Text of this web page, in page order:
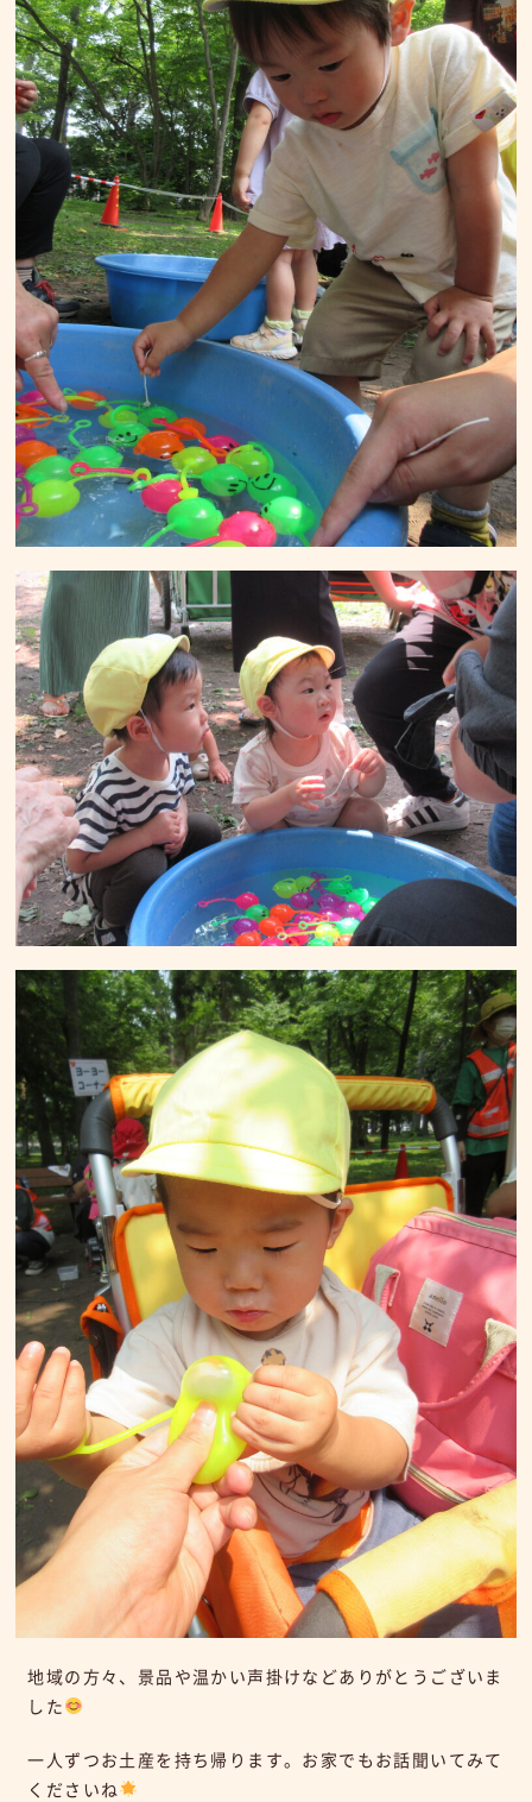
地域の方々、景品や温かい声掛けなどありがとうございま
した
一人ずつお土産を持ち帰ります。お家でもお話聞いてみて
くださいね